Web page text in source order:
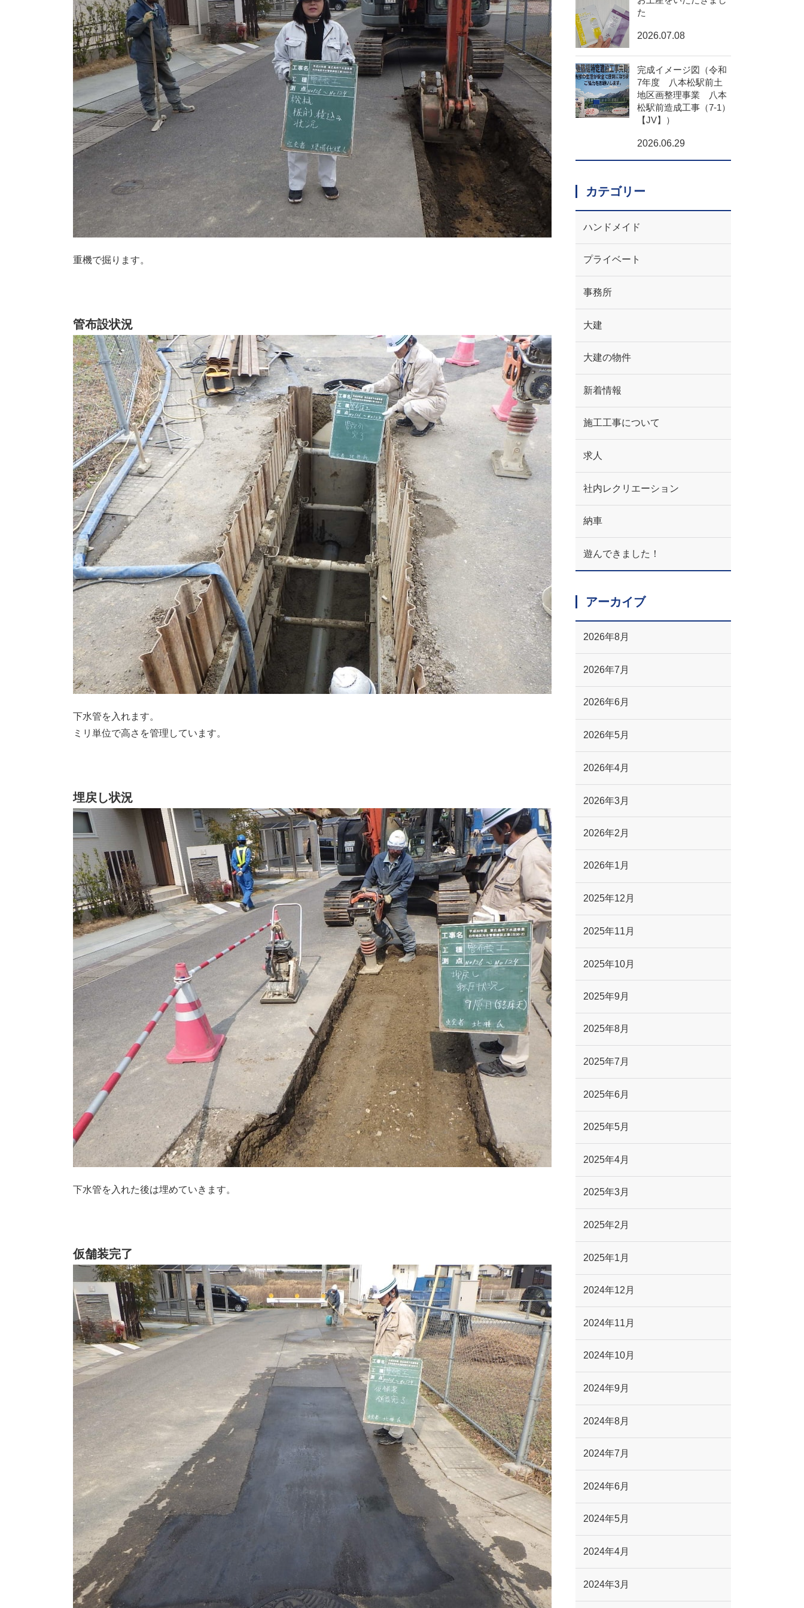
重機で掘ります。
管布設状況
下水管を入れます。
ミリ単位で高さを管理しています。
埋戻し状況
下水管を入れた後は埋めていきます。
仮舗装完了
た
2026.07.08
完成イメージ図（令和
7年度 八本松駅前土
地区画整理事業 八本
松駅前造成工事（7-1）
【JV】）
2026.06.29
カテゴリー
ハンドメイド
プライベート
事務所
大建
大建の物件
新着情報
施工工事について
求人
社内レクリエーション
納車
遊んできました！
アーカイブ
2026年8月
2026年7月
2026年6月
2026年5月
2026年4月
2026年3月
2026年2月
2026年1月
2025年12月
2025年11月
2025年10月
2025年9月
2025年8月
2025年7月
2025年6月
2025年5月
2025年4月
2025年3月
2025年2月
2025年1月
2024年12月
2024年11月
2024年10月
2024年9月
2024年8月
2024年7月
2024年6月
2024年5月
2024年4月
2024年3月